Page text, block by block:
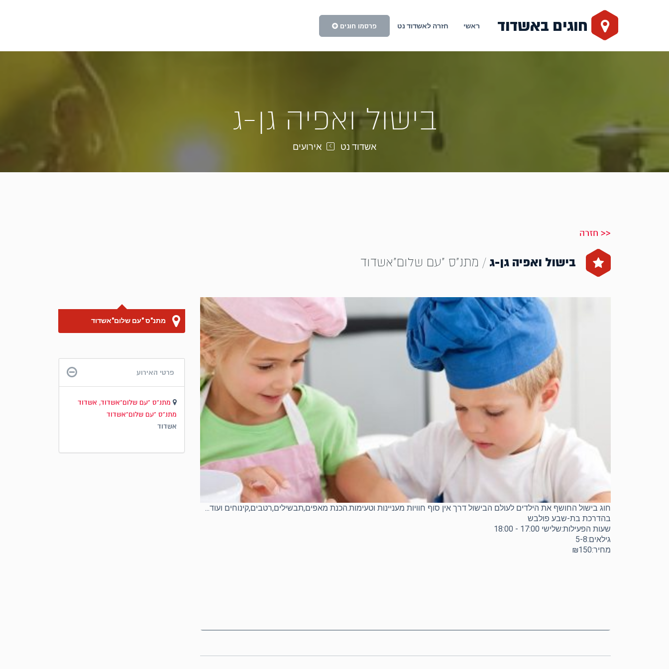
חוגים באשדוד ראשי חזרה לאשדוד נט פרסמו חוגים
בישול ואפיה גן-ג
אשדוד נט אירועים
<< חזרה
בישול ואפיה גן-ג / מתנ"ס "עם שלום"אשדוד
חוג בישול החושף את הילדים לעולם הבישול דרך אין סוף חוויות מעניינות וטעימות.הכנת מאפים,תבשילים,רטבים,קינוחים ועוד...
בהדרכת בת-שבע פולבש
שעות הפעילות:שלישי 17:00 - 18:00
גילאים:5-8
מחיר:₪150
מתנ"ס "עם שלום"אשדוד
פרטי האירוע
מתנ"ס "עם שלום"אשדוד, אשדוד
מתנ"ס "עם שלום"אשדוד
אשדוד